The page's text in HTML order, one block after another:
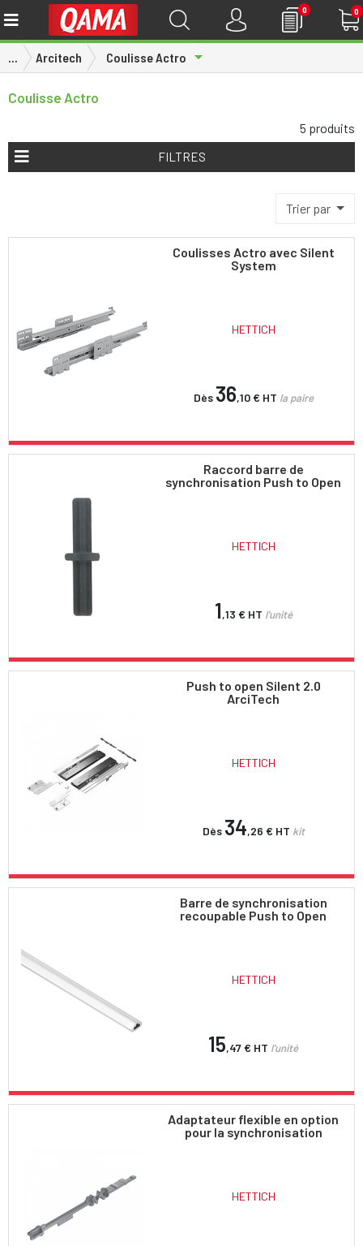
0 0
... Arcitech Coulisse Actro Toggle Dropdown
Coulisse Actro
5 produits
FILTRES
Trier par
Coulisses Actro avec Silent
System
HETTICH
Dès 36,10 € HT la paire
Raccord barre de
synchronisation Push to Open
HETTICH
1,13 € HT l'unité
Push to open Silent 2.0
ArciTech
HETTICH
Dès 34,26 € HT kit
Barre de synchronisation
recoupable Push to Open
HETTICH
15,47 € HT l'unité
Adaptateur flexible en option
pour la synchronisation
HETTICH